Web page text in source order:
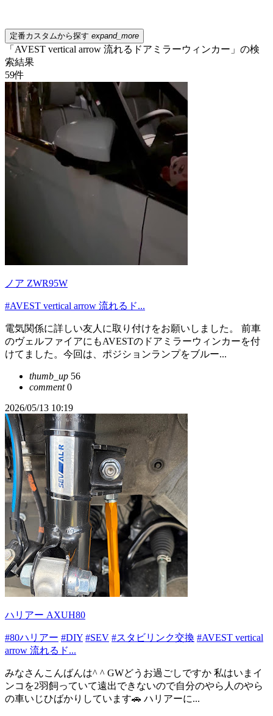
定番カスタムから探す expand_more
「AVEST vertical arrow 流れるドアミラーウィンカー」の検
索結果
59件
ノア ZWR95W
#AVEST vertical arrow 流れるド...
電気関係に詳しい友人に取り付けをお願いしました。 前車
のヴェルファイアにもAVESTのドアミラーウィンカーを付
けてました。今回は、ポジションランプをブルー...
thumb_up 56
comment0
2026/05/13 10:19
ハリアー AXUH80
#80ハリアー #DIY #SEV #スタビリンク交換 #AVEST vertical
arrow 流れるド...
みなさんこんばんは^ ^ GWどうお過ごしですか 私はいまイ
ンコを2羽飼っていて遠出できないので自分のやら人のやら
の車いじひばかりしています🚗 ハリアーに...